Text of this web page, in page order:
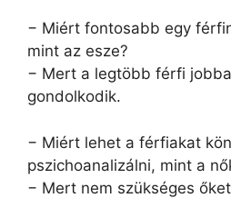
− Miért fontosabb egy
mint az esze?
− Mert a legtöbb férfi
gondolkodik.
− Miért lehet a férfiakat
pszichoanalizálni, mint a
− Mert nem szükséges